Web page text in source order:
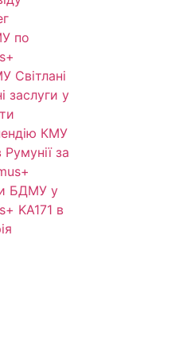
по
Світлані
заслуги у
КМУ
за
БДМУ у
KA171 в